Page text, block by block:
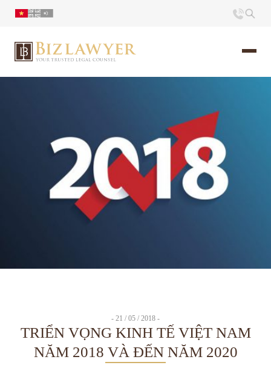
- 21 / 05 / 2018 -
TRIỂN VỌNG KINH TẾ VIỆT NAM
NĂM 2018 VÀ ĐẾN NĂM 2020